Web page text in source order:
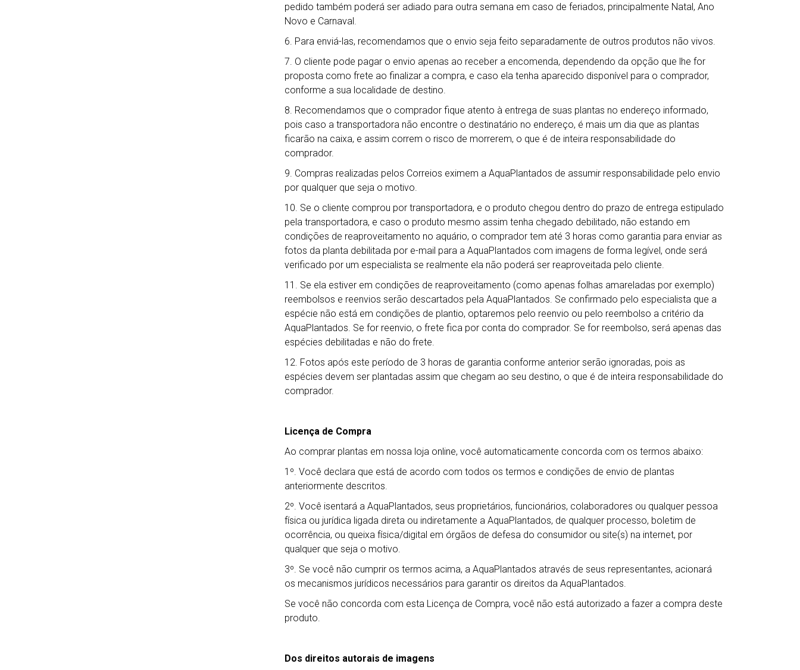
pedido também poderá ser adiado para outra semana em caso de feriados, principalmente Natal, Ano
Novo e Carnaval.
6. Para enviá-las, recomendamos que o envio seja feito separadamente de outros produtos não vivos.
7. O cliente pode pagar o envio apenas ao receber a encomenda, dependendo da opção que lhe for
proposta como frete ao finalizar a compra, e caso ela tenha aparecido disponível para o comprador,
conforme a sua localidade de destino.
8. Recomendamos que o comprador fique atento à entrega de suas plantas no endereço informado,
pois caso a transportadora não encontre o destinatário no endereço, é mais um dia que as plantas
ficarão na caixa, e assim correm o risco de morrerem, o que é de inteira responsabilidade do
comprador.
9. Compras realizadas pelos Correios eximem a AquaPlantados de assumir responsabilidade pelo envio
por qualquer que seja o motivo.
10. Se o cliente comprou por transportadora, e o produto chegou dentro do prazo de entrega estipulado
pela transportadora, e caso o produto mesmo assim tenha chegado debilitado, não estando em
condições de reaproveitamento no aquário, o comprador tem até 3 horas como garantia para enviar as
fotos da planta debilitada por e-mail para a AquaPlantados com imagens de forma legível, onde será
verificado por um especialista se realmente ela não poderá ser reaproveitada pelo cliente.
11. Se ela estiver em condições de reaproveitamento (como apenas folhas amareladas por exemplo)
reembolsos e reenvios serão descartados pela AquaPlantados. Se confirmado pelo especialista que a
espécie não está em condições de plantio, optaremos pelo reenvio ou pelo reembolso a critério da
AquaPlantados. Se for reenvio, o frete fica por conta do comprador. Se for reembolso, será apenas das
espécies debilitadas e não do frete.
12. Fotos após este período de 3 horas de garantia conforme anterior serão ignoradas, pois as
espécies devem ser plantadas assim que chegam ao seu destino, o que é de inteira responsabilidade do
comprador.
Licença de Compra
Ao comprar plantas em nossa loja online, você automaticamente concorda com os termos abaixo:
1º. Você declara que está de acordo com todos os termos e condições de envio de plantas
anteriormente descritos.
2º. Você isentará a AquaPlantados, seus proprietários, funcionários, colaboradores ou qualquer pessoa
física ou jurídica ligada direta ou indiretamente a AquaPlantados, de qualquer processo, boletim de
ocorrência, ou queixa física/digital em órgãos de defesa do consumidor ou site(s) na internet, por
qualquer que seja o motivo.
3º. Se você não cumprir os termos acima, a AquaPlantados através de seus representantes, acionará
os mecanismos jurídicos necessários para garantir os direitos da AquaPlantados.
Se você não concorda com esta Licença de Compra, você não está autorizado a fazer a compra deste
produto.
Dos direitos autorais de imagens